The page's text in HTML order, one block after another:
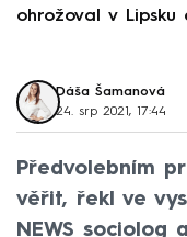
ohrožoval v Lipsku
Dáša Šamanová
24. srp 2021, 17:44
Předvolebním
věřit, řekl ve
NEWS sociolog